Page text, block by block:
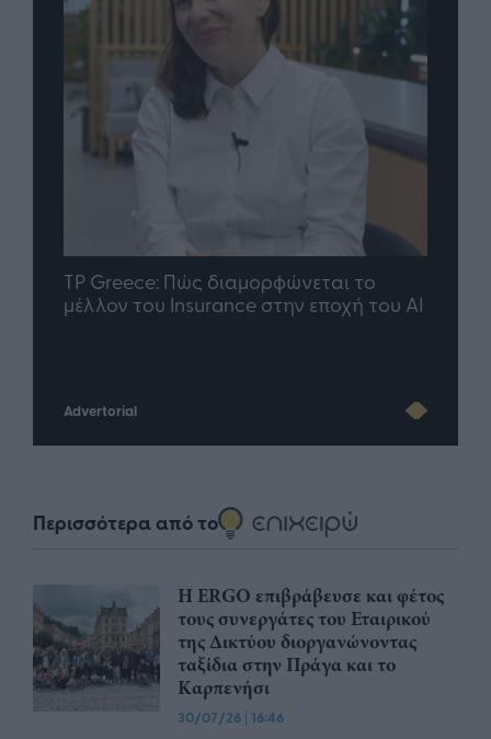
TP Greece: Πώς διαμορφώνεται το
μέλλον του Insurance στην εποχή του AI
Advertorial
Περισσότερα από το
Η ERGO επιβράβευσε και φέτος
τους συνεργάτες του Εταιρικού
της Δικτύου διοργανώνοντας
ταξίδια στην Πράγα και το
Καρπενήσι
30/07/26 | 16:46